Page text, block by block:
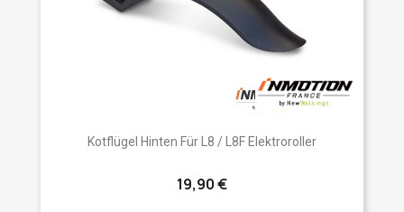
Kotflügel Hinten Für L8 / L8F Elektroroller
19,90 €